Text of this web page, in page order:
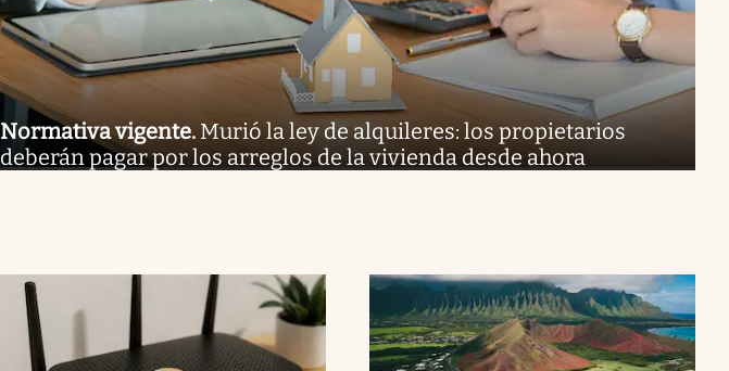
Normativa vigente. Murió la ley de alquileres: los propietarios
deberán pagar por los arreglos de la vivienda desde ahora